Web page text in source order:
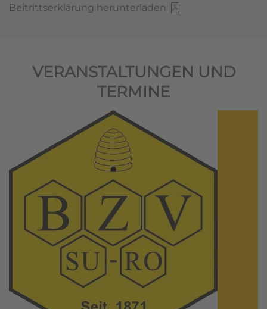
Beitrittserklärung herunterladen
VERANSTALTUNGEN UND
TERMINE